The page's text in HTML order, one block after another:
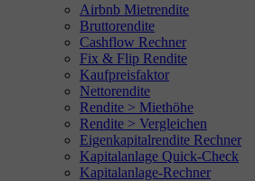
Airbnb Mietrendite
Bruttorendite
Cashflow Rechner
Fix & Flip Rendite
Kaufpreisfaktor
Nettorendite
Rendite > Miethöhe
Rendite > Vergleichen
Eigenkapitalrendite Rechner
Kapitalanlage Quick-Check
Kapitalanlage-Rechner